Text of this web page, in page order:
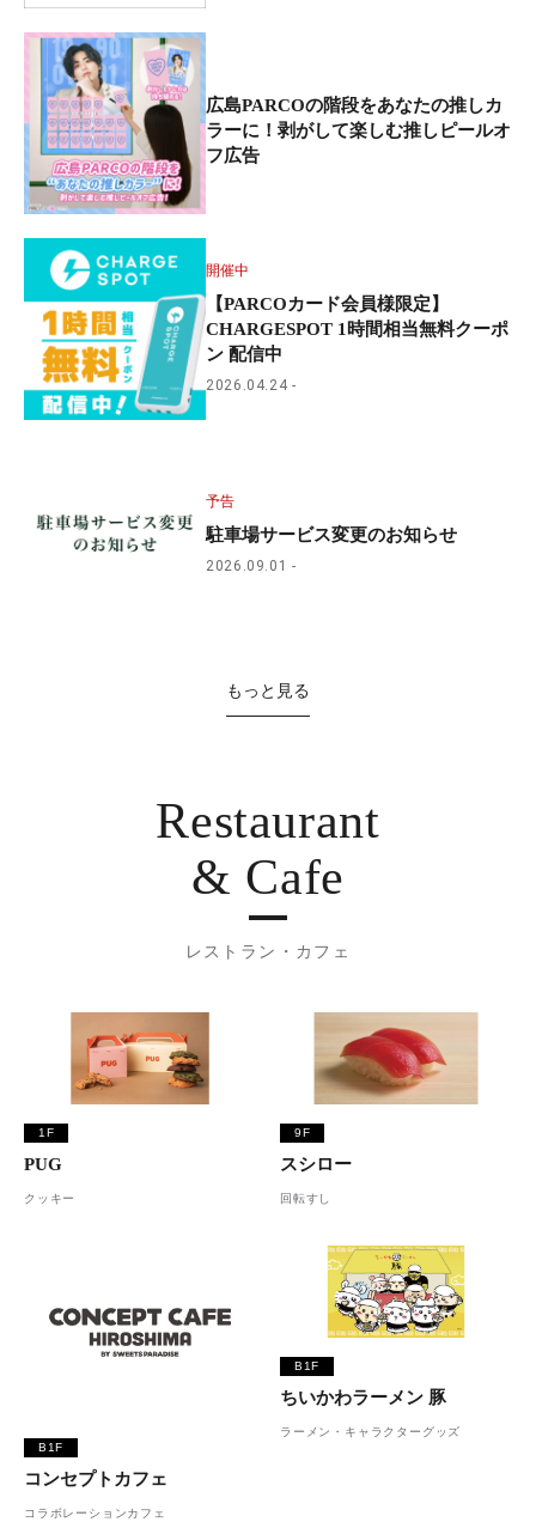
広島PARCOの階段をあなたの推しカ
ラーに！剥がして楽しむ推しピールオ
フ広告
開催中
【PARCOカード会員様限定】
CHARGESPOT 1時間相当無料クーポ
ン 配信中
2026.04.24
予告
駐車場サービス変更のお知らせ
2026.09.01
もっと見る
Restaurant
& Cafe
レストラン・カフェ
1F
PUG
クッキー
9F
スシロー
回転すし
B1F
コンセプトカフェ
コラボレーションカフェ
B1F
ちいかわラーメン 豚
ラーメン・キャラクターグッズ